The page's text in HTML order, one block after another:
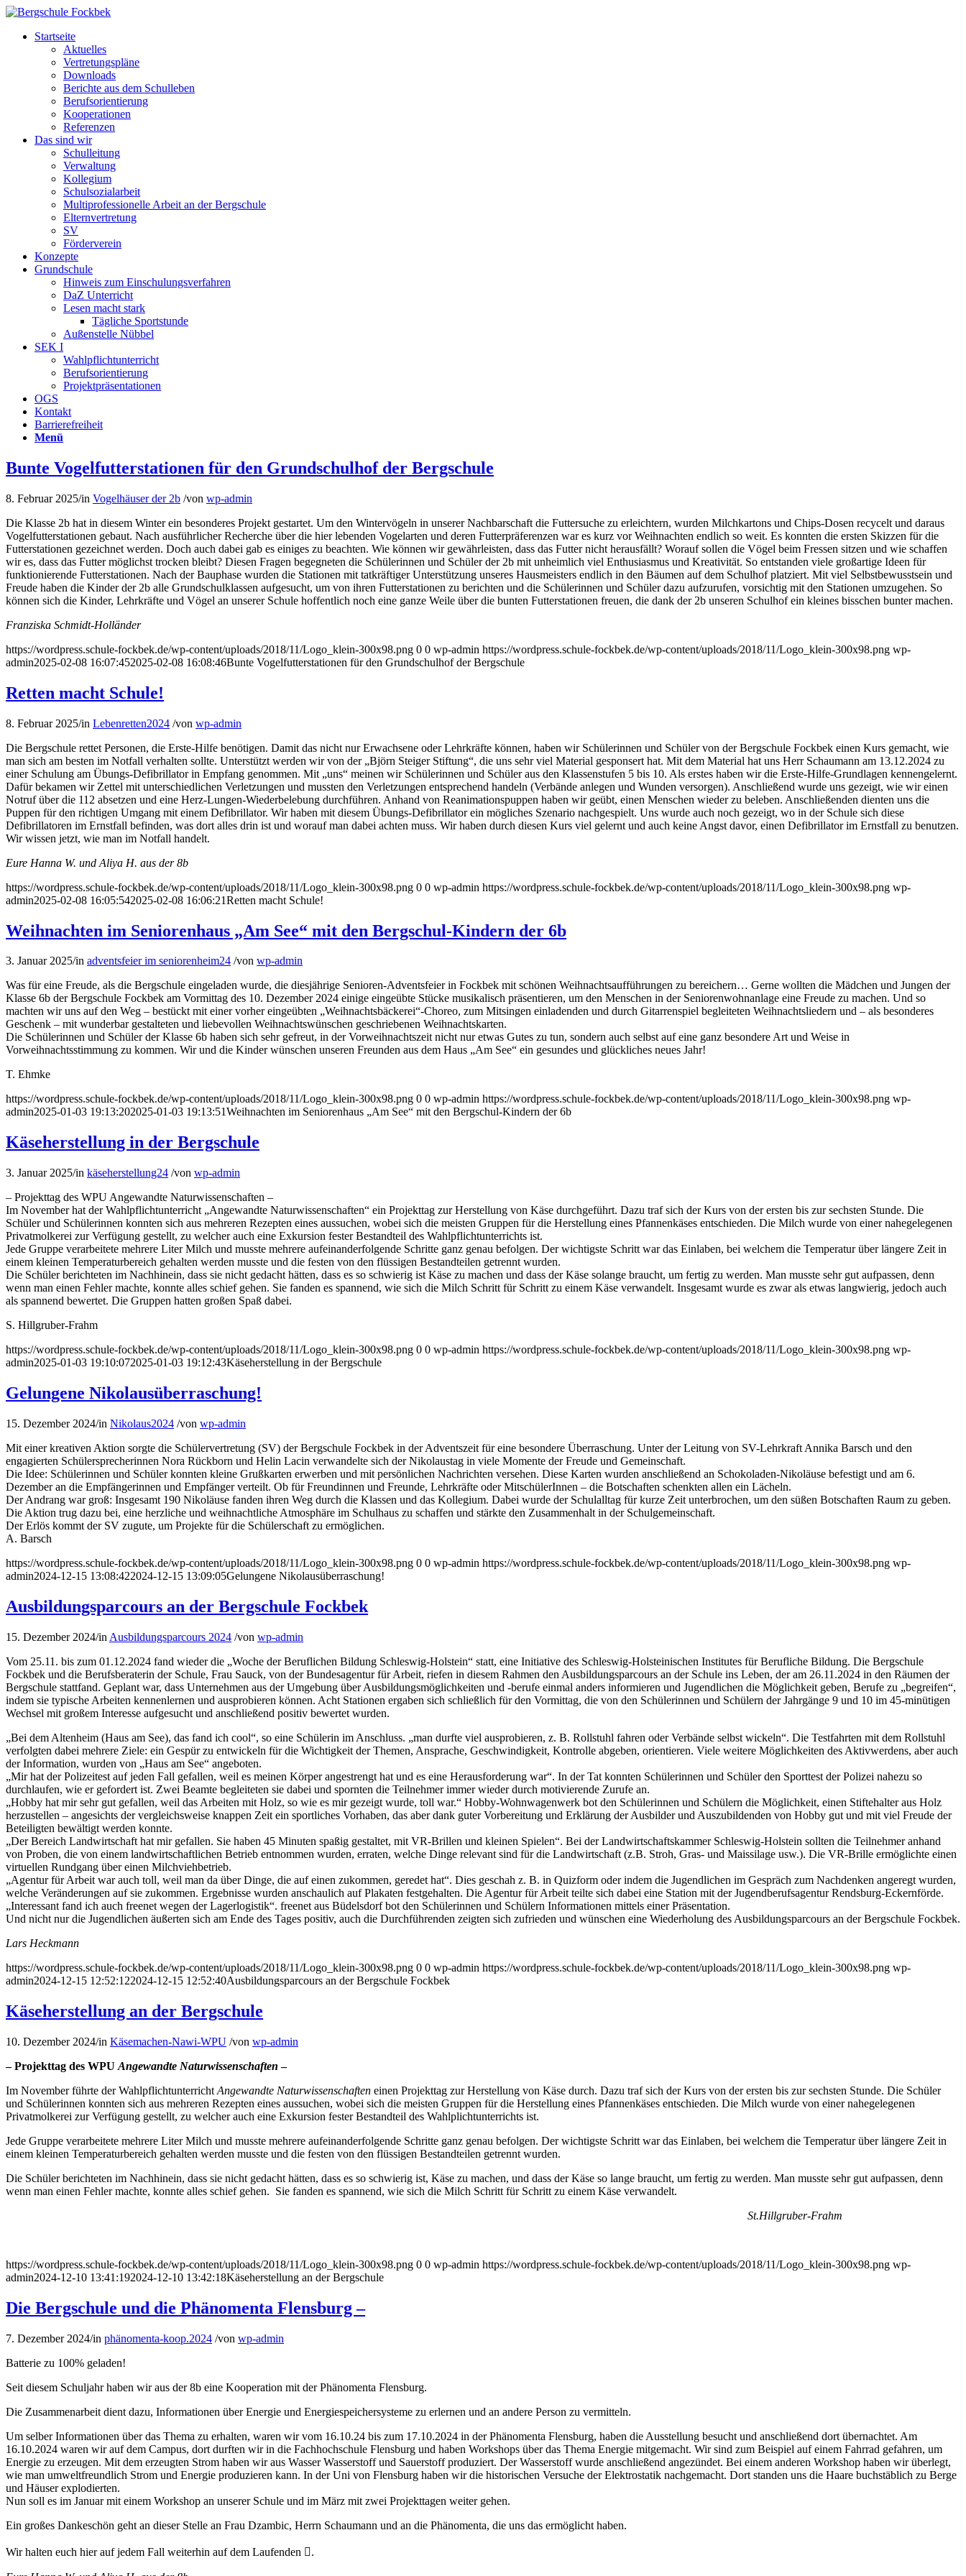
Startseite
Aktuelles
Vertretungspläne
Downloads
Berichte aus dem Schulleben
Berufsorientierung
Kooperationen
Referenzen
Das sind wir
Schulleitung
Verwaltung
Kollegium
Schulsozialarbeit
Multiprofessionelle Arbeit an der Bergschule
Elternvertretung
SV
Förderverein
Konzepte
Grundschule
Hinweis zum Einschulungsverfahren
DaZ Unterricht
Lesen macht stark
Tägliche Sportstunde
Außenstelle Nübbel
SEK I
Wahlpflichtunterricht
Berufsorientierung
Projektpräsentationen
OGS
Kontakt
Barrierefreiheit
Menü
Bunte Vogelfutterstationen für den Grundschulhof der Bergschule
8. Februar 2025/in Vogelhäuser der 2b /von wp-admin
Die Klasse 2b hat in diesem Winter ein besonderes Projekt gestartet. Um den Wintervögeln in unserer Nachbarschaft die Futtersuche zu erleichtern, wurden Milchkartons und Chips-Dosen recycelt und daraus
Vogelfutterstationen gebaut. Nach ausführlicher Recherche über die hier lebenden Vogelarten und deren Futterpräferenzen war es kurz vor Weihnachten endlich so weit. Es konnten die ersten Skizzen für die
Futterstationen gezeichnet werden. Doch auch dabei gab es einiges zu beachten. Wie können wir gewährleisten, dass das Futter nicht herausfällt? Worauf sollen die Vögel beim Fressen sitzen und wie schaffen
wir es, dass das Futter möglichst trocken bleibt? Diesen Fragen begegneten die Schülerinnen und Schüler der 2b mit unheimlich viel Enthusiasmus und Kreativität. So entstanden viele großartige Ideen für
funktionierende Futterstationen. Nach der Bauphase wurden die Stationen mit tatkräftiger Unterstützung unseres Hausmeisters endlich in den Bäumen auf dem Schulhof platziert. Mit viel Selbstbewusstsein und
Freude haben die Kinder der 2b alle Grundschulklassen aufgesucht, um von ihren Futterstationen zu berichten und die Schülerinnen und Schüler dazu aufzurufen, vorsichtig mit den Stationen umzugehen. So
können sich die Kinder, Lehrkräfte und Vögel an unserer Schule hoffentlich noch eine ganze Weile über die bunten Futterstationen freuen, die dank der 2b unseren Schulhof ein kleines bisschen bunter machen.
Franziska Schmidt-Holländer
https://wordpress.schule-fockbek.de/wp-content/uploads/2018/11/Logo_klein-300x98.png 0 0 wp-admin https://wordpress.schule-fockbek.de/wp-content/uploads/2018/11/Logo_klein-300x98.png wp-
admin2025-02-08 16:07:452025-02-08 16:08:46Bunte Vogelfutterstationen für den Grundschulhof der Bergschule
Retten macht Schule!
8. Februar 2025/in Lebenretten2024 /von wp-admin
Die Bergschule rettet Personen, die Erste-Hilfe benötigen. Damit das nicht nur Erwachsene oder Lehrkräfte können, haben wir Schülerinnen und Schüler von der Bergschule Fockbek einen Kurs gemacht, wie
man sich am besten im Notfall verhalten sollte. Unterstützt werden wir von der „Björn Steiger Stiftung“, die uns sehr viel Material gesponsert hat. Mit dem Material hat uns Herr Schaumann am 13.12.2024 zu
einer Schulung am Übungs-Defibrillator in Empfang genommen. Mit „uns“ meinen wir Schülerinnen und Schüler aus den Klassenstufen 5 bis 10. Als erstes haben wir die Erste-Hilfe-Grundlagen kennengelernt.
Dafür bekamen wir Zettel mit unterschiedlichen Verletzungen und mussten den Verletzungen entsprechend handeln (Verbände anlegen und Wunden versorgen). Anschließend wurde uns gezeigt, wie wir einen
Notruf über die 112 absetzen und eine Herz-Lungen-Wiederbelebung durchführen. Anhand von Reanimationspuppen haben wir geübt, einen Menschen wieder zu beleben. Anschließenden dienten uns die
Puppen für den richtigen Umgang mit einem Defibrillator. Wir haben mit diesem Übungs-Defibrillator ein mögliches Szenario nachgespielt. Uns wurde auch noch gezeigt, wo in der Schule sich diese
Defibrillatoren im Ernstfall befinden, was dort alles drin ist und worauf man dabei achten muss. Wir haben durch diesen Kurs viel gelernt und auch keine Angst davor, einen Defibrillator im Ernstfall zu benutzen.
Wir wissen jetzt, wie man im Notfall handelt.
Eure Hanna W. und Aliya H. aus der 8b
https://wordpress.schule-fockbek.de/wp-content/uploads/2018/11/Logo_klein-300x98.png 0 0 wp-admin https://wordpress.schule-fockbek.de/wp-content/uploads/2018/11/Logo_klein-300x98.png wp-
admin2025-02-08 16:05:542025-02-08 16:06:21Retten macht Schule!
Weihnachten im Seniorenhaus „Am See“ mit den Bergschul-Kindern der 6b
3. Januar 2025/in adventsfeier im seniorenheim24 /von wp-admin
Was für eine Freude, als die Bergschule eingeladen wurde, die diesjährige Senioren-Adventsfeier in Fockbek mit schönen Weihnachtsaufführungen zu bereichern… Gerne wollten die Mädchen und Jungen der
Klasse 6b der Bergschule Fockbek am Vormittag des 10. Dezember 2024 einige eingeübte Stücke musikalisch präsentieren, um den Menschen in der Seniorenwohnanlage eine Freude zu machen. Und so
machten wir uns auf den Weg – bestückt mit einer vorher eingeübten „Weihnachtsbäckerei“-Choreo, zum Mitsingen einladenden und durch Gitarrenspiel begleiteten Weihnachtsliedern und – als besonderes
Geschenk – mit wunderbar gestalteten und liebevollen Weihnachtswünschen geschriebenen Weihnachtskarten.
Die Schülerinnen und Schüler der Klasse 6b haben sich sehr gefreut, in der Vorweihnachtszeit nicht nur etwas Gutes zu tun, sondern auch selbst auf eine ganz besondere Art und Weise in
Vorweihnachtsstimmung zu kommen. Wir und die Kinder wünschen unseren Freunden aus dem Haus „Am See“ ein gesundes und glückliches neues Jahr!
T. Ehmke
https://wordpress.schule-fockbek.de/wp-content/uploads/2018/11/Logo_klein-300x98.png 0 0 wp-admin https://wordpress.schule-fockbek.de/wp-content/uploads/2018/11/Logo_klein-300x98.png wp-
admin2025-01-03 19:13:202025-01-03 19:13:51Weihnachten im Seniorenhaus „Am See“ mit den Bergschul-Kindern der 6b
Käseherstellung in der Bergschule
3. Januar 2025/in käseherstellung24 /von wp-admin
– Projekttag des WPU Angewandte Naturwissenschaften –
Im November hat der Wahlpflichtunterricht „Angewandte Naturwissenschaften“ ein Projekttag zur Herstellung von Käse durchgeführt. Dazu traf sich der Kurs von der ersten bis zur sechsten Stunde. Die
Schüler und Schülerinnen konnten sich aus mehreren Rezepten eines aussuchen, wobei sich die meisten Gruppen für die Herstellung eines Pfannenkäses entschieden. Die Milch wurde von einer nahegelegenen
Privatmolkerei zur Verfügung gestellt, zu welcher auch eine Exkursion fester Bestandteil des Wahlpflichtunterrichts ist.
Jede Gruppe verarbeitete mehrere Liter Milch und musste mehrere aufeinanderfolgende Schritte ganz genau befolgen. Der wichtigste Schritt war das Einlaben, bei welchem die Temperatur über längere Zeit in
einem kleinen Temperaturbereich gehalten werden musste und die festen von den flüssigen Bestandteilen getrennt wurden.
Die Schüler berichteten im Nachhinein, dass sie nicht gedacht hätten, dass es so schwierig ist Käse zu machen und dass der Käse solange braucht, um fertig zu werden. Man musste sehr gut aufpassen, denn
wenn man einen Fehler machte, konnte alles schief gehen. Sie fanden es spannend, wie sich die Milch Schritt für Schritt zu einem Käse verwandelt. Insgesamt wurde es zwar als etwas langwierig, jedoch auch
als spannend bewertet. Die Gruppen hatten großen Spaß dabei.
S. Hillgruber-Frahm
https://wordpress.schule-fockbek.de/wp-content/uploads/2018/11/Logo_klein-300x98.png 0 0 wp-admin https://wordpress.schule-fockbek.de/wp-content/uploads/2018/11/Logo_klein-300x98.png wp-
admin2025-01-03 19:10:072025-01-03 19:12:43Käseherstellung in der Bergschule
Gelungene Nikolausüberraschung!
15. Dezember 2024/in Nikolaus2024 /von wp-admin
Mit einer kreativen Aktion sorgte die Schülervertretung (SV) der Bergschule Fockbek in der Adventszeit für eine besondere Überraschung. Unter der Leitung von SV-Lehrkraft Annika Barsch und den
engagierten Schülersprecherinnen Nora Rückborn und Helin Lacin verwandelte sich der Nikolaustag in viele Momente der Freude und Gemeinschaft.
Die Idee: Schülerinnen und Schüler konnten kleine Grußkarten erwerben und mit persönlichen Nachrichten versehen. Diese Karten wurden anschließend an Schokoladen-Nikoläuse befestigt und am 6.
Dezember an die Empfängerinnen und Empfänger verteilt. Ob für Freundinnen und Freunde, Lehrkräfte oder MitschülerInnen – die Botschaften schenkten allen ein Lächeln.
Der Andrang war groß: Insgesamt 190 Nikoläuse fanden ihren Weg durch die Klassen und das Kollegium. Dabei wurde der Schulalltag für kurze Zeit unterbrochen, um den süßen Botschaften Raum zu geben.
Die Aktion trug dazu bei, eine herzliche und weihnachtliche Atmosphäre im Schulhaus zu schaffen und stärkte den Zusammenhalt in der Schulgemeinschaft.
Der Erlös kommt der SV zugute, um Projekte für die Schülerschaft zu ermöglichen.
A. Barsch
https://wordpress.schule-fockbek.de/wp-content/uploads/2018/11/Logo_klein-300x98.png 0 0 wp-admin https://wordpress.schule-fockbek.de/wp-content/uploads/2018/11/Logo_klein-300x98.png wp-
admin2024-12-15 13:08:422024-12-15 13:09:05Gelungene Nikolausüberraschung!
Ausbildungsparcours an der Bergschule Fockbek
15. Dezember 2024/in Ausbildungsparcours 2024 /von wp-admin
Vom 25.11. bis zum 01.12.2024 fand wieder die „Woche der Beruflichen Bildung Schleswig-Holstein“ statt, eine Initiative des Schleswig-Holsteinischen Institutes für Berufliche Bildung. Die Bergschule
Fockbek und die Berufsberaterin der Schule, Frau Sauck, von der Bundesagentur für Arbeit, riefen in diesem Rahmen den Ausbildungsparcours an der Schule ins Leben, der am 26.11.2024 in den Räumen der
Bergschule stattfand. Geplant war, dass Unternehmen aus der Umgebung über Ausbildungsmöglichkeiten und -berufe einmal anders informieren und Jugendlichen die Möglichkeit geben, Berufe zu „begreifen“,
indem sie typische Arbeiten kennenlernen und ausprobieren können. Acht Stationen ergaben sich schließlich für den Vormittag, die von den Schülerinnen und Schülern der Jahrgänge 9 und 10 im 45-minütigen
Wechsel mit großem Interesse aufgesucht und anschließend positiv bewertet wurden.
„Bei dem Altenheim (Haus am See), das fand ich cool“, so eine Schülerin im Anschluss. „man durfte viel ausprobieren, z. B. Rollstuhl fahren oder Verbände selbst wickeln“. Die Testfahrten mit dem Rollstuhl
verfolgten dabei mehrere Ziele: ein Gespür zu entwickeln für die Wichtigkeit der Themen, Ansprache, Geschwindigkeit, Kontrolle abgeben, orientieren. Viele weitere Möglichkeiten des Aktivwerdens, aber auch
der Information, wurden von „Haus am See“ angeboten.
„Mir hat der Polizeitest auf jeden Fall gefallen, weil es meinen Körper angestrengt hat und es eine Herausforderung war“. In der Tat konnten Schülerinnen und Schüler den Sporttest der Polizei nahezu so
durchlaufen, wie er gefordert ist. Zwei Beamte begleiteten sie dabei und spornten die Teilnehmer immer wieder durch motivierende Zurufe an.
„Hobby hat mir sehr gut gefallen, weil das Arbeiten mit Holz, so wie es mir gezeigt wurde, toll war.“ Hobby-Wohnwagenwerk bot den Schülerinnen und Schülern die Möglichkeit, einen Stiftehalter aus Holz
herzustellen – angesichts der vergleichsweise knappen Zeit ein sportliches Vorhaben, das aber dank guter Vorbereitung und Erklärung der Ausbilder und Auszubildenden von Hobby gut und mit viel Freude der
Beteiligten bewältigt werden konnte.
„Der Bereich Landwirtschaft hat mir gefallen. Sie haben 45 Minuten spaßig gestaltet, mit VR-Brillen und kleinen Spielen“. Bei der Landwirtschaftskammer Schleswig-Holstein sollten die Teilnehmer anhand
von Proben, die von einem landwirtschaftlichen Betrieb entnommen wurden, erraten, welche Dinge relevant sind für die Landwirtschaft (z.B. Stroh, Gras- und Maissilage usw.). Die VR-Brille ermöglichte einen
virtuellen Rundgang über einen Milchviehbetrieb.
„Agentur für Arbeit war auch toll, weil man da über Dinge, die auf einen zukommen, geredet hat“. Dies geschah z. B. in Quizform oder indem die Jugendlichen im Gespräch zum Nachdenken angeregt wurden,
welche Veränderungen auf sie zukommen. Ergebnisse wurden anschaulich auf Plakaten festgehalten. Die Agentur für Arbeit teilte sich dabei eine Station mit der Jugendberufsagentur Rendsburg-Eckernförde.
„Interessant fand ich auch freenet wegen der Lagerlogistik“. freenet aus Büdelsdorf bot den Schülerinnen und Schülern Informationen mittels einer Präsentation.
Und nicht nur die Jugendlichen äußerten sich am Ende des Tages positiv, auch die Durchführenden zeigten sich zufrieden und wünschen eine Wiederholung des Ausbildungsparcours an der Bergschule Fockbek.
Lars Heckmann
https://wordpress.schule-fockbek.de/wp-content/uploads/2018/11/Logo_klein-300x98.png 0 0 wp-admin https://wordpress.schule-fockbek.de/wp-content/uploads/2018/11/Logo_klein-300x98.png wp-
admin2024-12-15 12:52:122024-12-15 12:52:40Ausbildungsparcours an der Bergschule Fockbek
Käseherstellung an der Bergschule
10. Dezember 2024/in Käsemachen-Nawi-WPU /von wp-admin
– Projekttag des WPU Angewandte Naturwissenschaften–
Im November führte der Wahlpflichtunterricht Angewandte Naturwissenschaften einen Projekttag zur Herstellung von Käse durch. Dazu traf sich der Kurs von der ersten bis zur sechsten Stunde. Die Schüler
und Schülerinnen konnten sich aus mehreren Rezepten eines aussuchen, wobei sich die meisten Gruppen für die Herstellung eines Pfannenkäses entschieden. Die Milch wurde von einer nahegelegenen
Privatmolkerei zur Verfügung gestellt, zu welcher auch eine Exkursion fester Bestandteil des Wahlplichtunterrichts ist.
Jede Gruppe verarbeitete mehrere Liter Milch und musste mehrere aufeinanderfolgende Schritte ganz genau befolgen. Der wichtigste Schritt war das Einlaben, bei welchem die Temperatur über längere Zeit in
einem kleinen Temperaturbereich gehalten werden musste und die festen von den flüssigen Bestandteilen getrennt wurden.
Die Schüler berichteten im Nachhinein, dass sie nicht gedacht hätten, dass es so schwierig ist, Käse zu machen, und dass der Käse so lange braucht, um fertig zu werden. Man musste sehr gut aufpassen, denn
wenn man einen Fehler machte, konnte alles schief gehen. Sie fanden es spannend, wie sich die Milch Schritt für Schritt zu einem Käse verwandelt.
St.Hillgruber-Frahm
https://wordpress.schule-fockbek.de/wp-content/uploads/2018/11/Logo_klein-300x98.png 0 0 wp-admin https://wordpress.schule-fockbek.de/wp-content/uploads/2018/11/Logo_klein-300x98.png wp-
admin2024-12-10 13:41:192024-12-10 13:42:18Käseherstellung an der Bergschule
Die Bergschule und die Phänomenta Flensburg –
7. Dezember 2024/in phänomenta-koop.2024 /von wp-admin
Batterie zu 100% geladen!
Seit diesem Schuljahr haben wir aus der 8b eine Kooperation mit der Phänomenta Flensburg.
Die Zusammenarbeit dient dazu, Informationen über Energie und Energiespeichersysteme zu erlernen und an andere Person zu vermitteln.
Um selber Informationen über das Thema zu erhalten, waren wir vom 16.10.24 bis zum 17.10.2024 in der Phänomenta Flensburg, haben die Ausstellung besucht und anschließend dort übernachtet. Am
16.10.2024 waren wir auf dem Campus, dort durften wir in die Fachhochschule Flensburg und haben Workshops über das Thema Energie mitgemacht. Wir sind zum Beispiel auf einem Fahrrad gefahren, um
Energie zu erzeugen. Mit dem erzeugten Strom haben wir aus Wasser Wasserstoff und Sauerstoff produziert. Der Wasserstoff wurde anschließend angezündet. Bei einem anderen Workshop haben wir überlegt,
wie man umweltfreundlich Strom und Energie produzieren kann. In der Uni von Flensburg haben wir die historischen Versuche der Elektrostatik nachgemacht. Dort standen uns die Haare buchstäblich zu Berge
und Häuser explodierten.
Nun soll es im Januar mit einem Workshop an unserer Schule und im März mit zwei Projekttagen weiter gehen.
Ein großes Dankeschön geht an dieser Stelle an Frau Dzambic, Herrn Schaumann und an die Phänomenta, die uns das ermöglicht haben.
Wir halten euch hier auf jedem Fall weiterhin auf dem Laufenden .